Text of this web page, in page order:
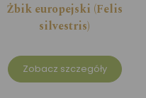
Żbik europejski (Felis
silvestris)
Zobacz szczegóły